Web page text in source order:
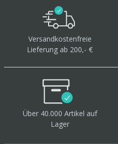
Versandkostenfreie
Lieferung ab 200,- €
Über 40.000 Artikel auf
Lager